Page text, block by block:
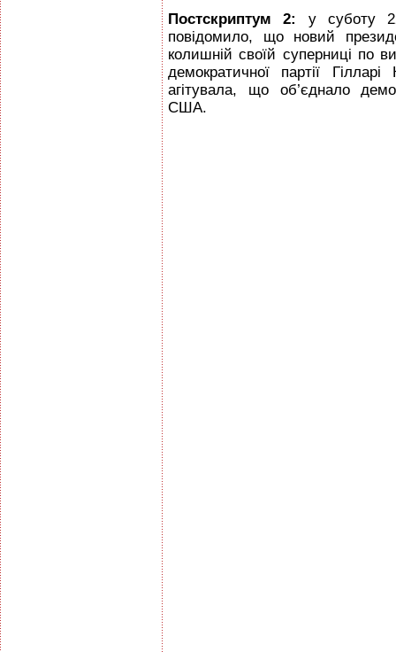
Постскриптум 2:
у суботу
повідомило, що новий
колишній своїй суперниці по
демократичної партії
агітувала, що об’єднало
США.